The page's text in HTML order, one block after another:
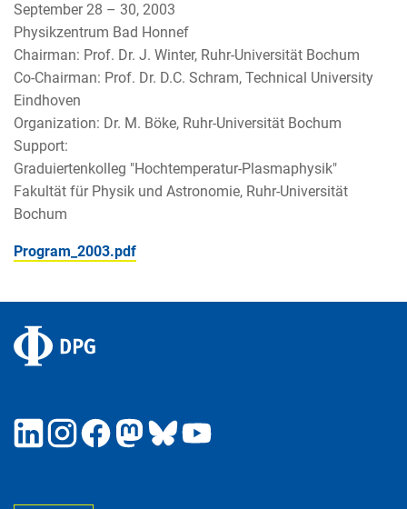
September 28 – 30, 2003
Physikzentrum Bad Honnef
Chairman: Prof. Dr. J. Winter, Ruhr-Universität Bochum
Co-Chairman: Prof. Dr. D.C. Schram, Technical University
Eindhoven
Organization: Dr. M. Böke, Ruhr-Universität Bochum
Support:
Graduiertenkolleg "Hochtemperatur-Plasmaphysik"
Fakultät für Physik und Astronomie, Ruhr-Universität
Bochum
Program_2003.pdf